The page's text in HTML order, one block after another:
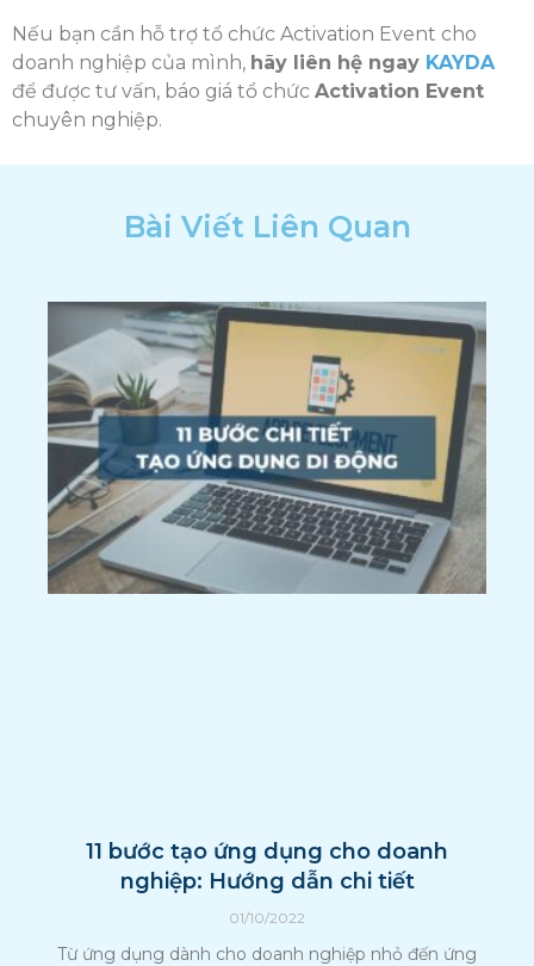
Nếu bạn cần hỗ trợ tổ chức Activation Event cho
doanh nghiệp của mình, hãy liên hệ ngay KAYDA
để được tư vấn, báo giá tổ chức Activation Event
chuyên nghiệp.
Bài Viết Liên Quan
11 bước tạo ứng dụng cho doanh
nghiệp: Hướng dẫn chi tiết
01/10/2022
Từ ứng dụng dành cho doanh nghiệp nhỏ đến ứng